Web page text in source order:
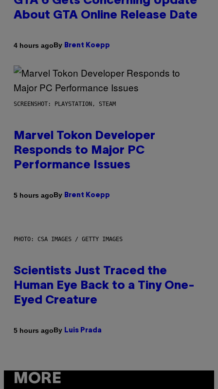
About GTA Online Release Date
4 hours agoBy Brent Koepp
SCREENSHOT: PLAYSTATION, STEAM
Marvel Tokon Developer
Responds to Major PC
Performance Issues
5 hours agoBy Brent Koepp
PHOTO: CSA IMAGES / GETTY IMAGES
Scientists Just Traced the
Human Eye Back to a Tiny One-
Eyed Creature
5 hours agoBy Luis Prada
MORE